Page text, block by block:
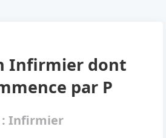
Infirmier dont
par P
Infirmier